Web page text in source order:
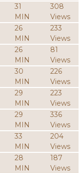
31
MIN
308
Views
26
MIN
233
Views
26
MIN
81
Views
30
MIN
226
Views
29
MIN
223
Views
29
MIN
336
Views
33
MIN
204
Views
28
MIN
187
Views